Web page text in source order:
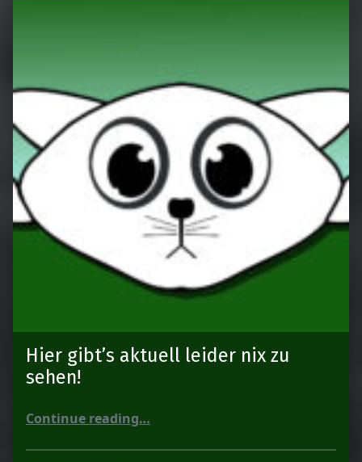
Hier gibt’s aktuell leider nix zu
sehen!
Continue reading…